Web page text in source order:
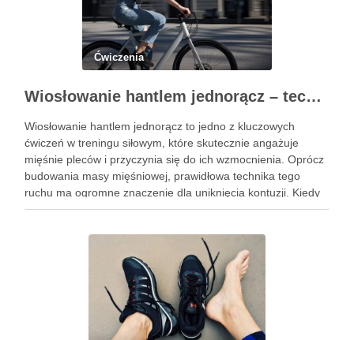
Ćwiczenia
Wiosłowanie hantlem jednorącz – technika, błędy i efekty treningu
Wiosłowanie hantlem jednorącz to jedno z kluczowych
ćwiczeń w treningu siłowym, które skutecznie angażuje
mięśnie pleców i przyczynia się do ich wzmocnienia. Oprócz
budowania masy mięśniowej, prawidłowa technika tego
ruchu ma ogromne znaczenie dla uniknięcia kontuzji. Kiedy
wykonujemy wiosłowanie, skupiamy się nie tylko na ruchu,